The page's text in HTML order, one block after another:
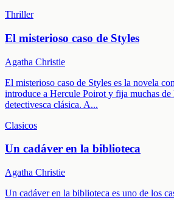
Thriller
El misterioso caso de Styles
Agatha Christie
El misterioso caso de Styles es la novela
introduce a Hercule Poirot y fija muchas de
detectivesca clásica. A...
Clasicos
Un cadáver en la biblioteca
Agatha Christie
Un cadáver en la biblioteca es uno de los